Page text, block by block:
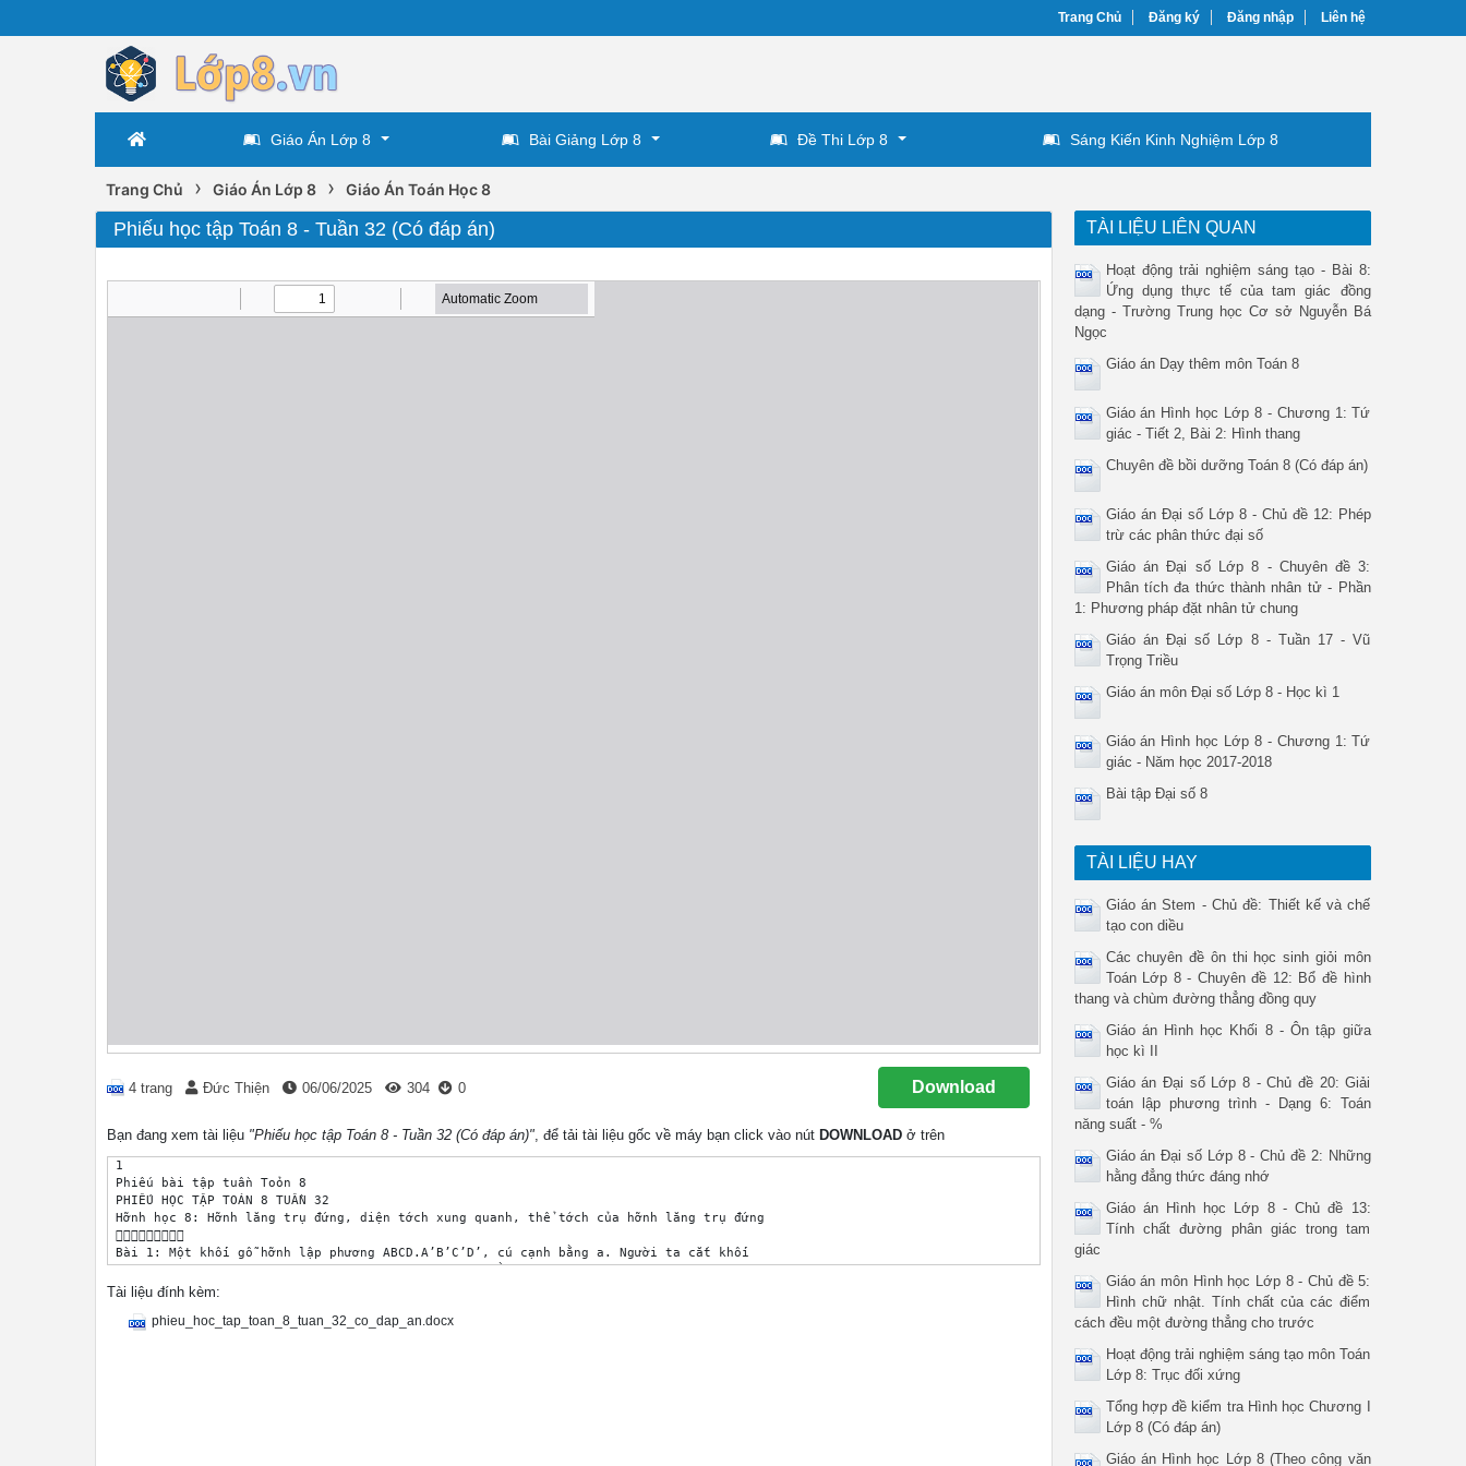
Trang Chủ Đăng ký Đăng nhập Liên hệ
Giáo Án Lớp 8 Bài Giảng Lớp 8 Đề Thi Lớp 8 Sáng Kiến Kinh Nghiệm Lớp 8
Trang Chủ › Giáo Án Lớp 8 › Giáo Án Toán Học 8
Phiếu học tập Toán 8 - Tuần 32 (Có đáp án)
4 trang Đức Thiện 06/06/2025 304 0 Download
Bạn đang xem tài liệu "Phiếu học tập Toán 8 - Tuần 32 (Có đáp án)", để tải tài liệu gốc về máy bạn click vào nút DOWNLOAD ở trên
1
Phiếu bài tập tuần Toỏn 8
PHIẾU HỌC TẬP TOÁN 8 TUẦN 32
Hỡnh học 8: Hỡnh lăng trụ đứng, diện tớch xung quanh, thể tớch của hỡnh lăng trụ đứng

Bài 1: Một khối gỗ hỡnh lập phương ABCD.A’B’C’D’, cú cạnh bằng a. Người ta cắt khối
gỗ theo mặt (ACC’A’) được hai hỡnh lăng trụ đứng bằng nhau. Tớnh diện tớch xung quanh
của mỗi hỡnh lăng trụ đú.
BC = 12cm. Gọi M là trung điểm của B'C'.
Tài liệu đính kèm:
phieu_hoc_tap_toan_8_tuan_32_co_dap_an.docx
TÀI LIỆU LIÊN QUAN
Hoạt động trải nghiệm sáng tạo - Bài 8:
Ứng dụng thực tế của tam giác đồng
dạng - Trường Trung học Cơ sở Nguyễn Bá
Ngọc
Giáo án Dạy thêm môn Toán 8
Giáo án Hình học Lớp 8 - Chương 1: Tứ
giác - Tiết 2, Bài 2: Hình thang
Chuyên đề bồi dưỡng Toán 8 (Có đáp án)
Giáo án Đại số Lớp 8 - Chủ đề 12: Phép
trừ các phân thức đại số
Giáo án Đại số Lớp 8 - Chuyên đề 3:
Phân tích đa thức thành nhân tử - Phần
1: Phương pháp đặt nhân tử chung
Giáo án Đại số Lớp 8 - Tuần 17 - Vũ
Trọng Triều
Giáo án môn Đại số Lớp 8 - Học kì 1
Giáo án Hình học Lớp 8 - Chương 1: Tứ
giác - Năm học 2017-2018
Bài tập Đại số 8
TÀI LIỆU HAY
Giáo án Stem - Chủ đề: Thiết kế và chế
tạo con diều
Các chuyên đề ôn thi học sinh giỏi môn
Toán Lớp 8 - Chuyên đề 12: Bổ đề hình
thang và chùm đường thẳng đồng quy
Giáo án Hình học Khối 8 - Ôn tập giữa
học kì II
Giáo án Đại số Lớp 8 - Chủ đề 20: Giải
toán lập phương trình - Dạng 6: Toán
năng suất - %
Giáo án Đại số Lớp 8 - Chủ đề 2: Những
hằng đẳng thức đáng nhớ
Giáo án Hình học Lớp 8 - Chủ đề 13:
Tính chất đường phân giác trong tam
giác
Giáo án môn Hình học Lớp 8 - Chủ đề 5:
Hình chữ nhật. Tính chất của các điểm
cách đều một đường thẳng cho trước
Hoạt động trải nghiệm sáng tạo môn Toán
Lớp 8: Trục đối xứng
Tổng hợp đề kiểm tra Hình học Chương I
Lớp 8 (Có đáp án)
Giáo án Hình học Lớp 8 (Theo công văn